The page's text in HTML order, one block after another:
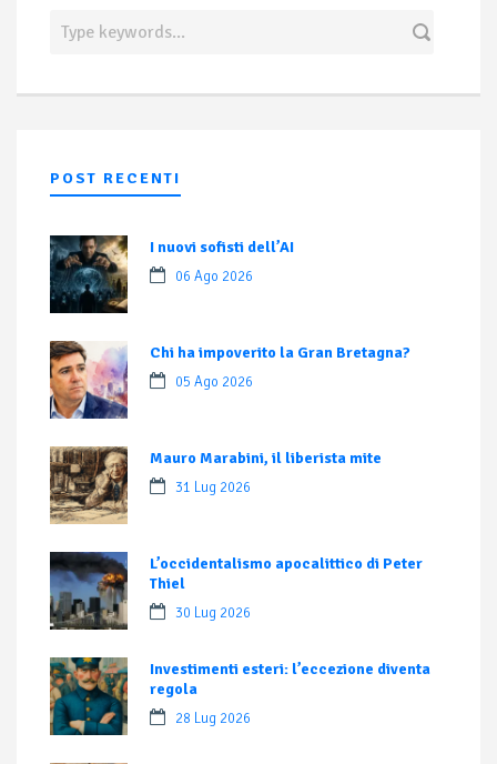
POST RECENTI
I nuovi sofisti dell’AI
06 Ago 2026
Chi ha impoverito la Gran Bretagna?
05 Ago 2026
Mauro Marabini, il liberista mite
31 Lug 2026
L’occidentalismo apocalittico di Peter
Thiel
30 Lug 2026
Investimenti esteri: l’eccezione diventa
regola
28 Lug 2026